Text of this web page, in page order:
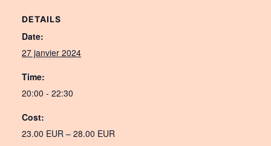
DETAILS
Date:
27 janvier 2024
Time:
20:00 - 22:30
Cost:
23.00 EUR – 28.00 EUR